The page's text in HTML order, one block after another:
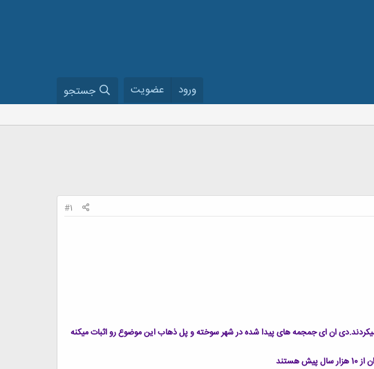
ورود عضویت جستجو
#1